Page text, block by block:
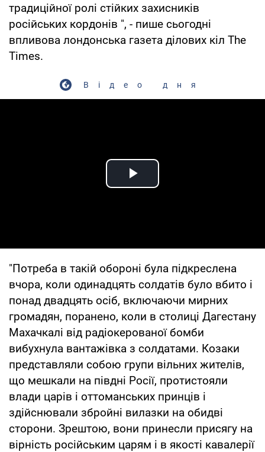
традиційної ролі стійких захисників
російських кордонів ", - пише сьогодні
впливова лондонська газета ділових кіл The
Times.
Відео дня
Play Video
"Потреба в такій обороні була підкреслена
вчора, коли одинадцять солдатів було вбито і
понад двадцять осіб, включаючи мирних
громадян, поранено, коли в столиці Дагестану
Махачкалі від радіокерованої бомби
вибухнула вантажівка з солдатами. Козаки
представляли собою групи вільних жителів,
що мешкали на півдні Росії, протистояли
влади царів і оттоманських принців і
здійснювали збройні вилазки на обидві
сторони. Зрештою, вони принесли присягу на
вірність російським царям і в якості кавалерії